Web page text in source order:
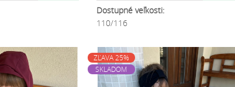
Dostupné veľkosti:
110/116
ZĽAVA 25%
SKLADOM